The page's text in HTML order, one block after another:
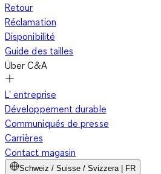
Retour
Réclamation
Disponibilité
Guide des tailles
Über C&A
L' entreprise
Développement durable
Communiqués de presse
Carrières
Contact magasin
Schweiz / Suisse / Svizzera | FR